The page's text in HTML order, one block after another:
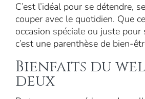
C’est l’idéal pour se détendre,
couper avec le quotidien. Que
occasion spéciale ou juste pour
c’est une parenthèse de bien-
Bienfaits du
deux